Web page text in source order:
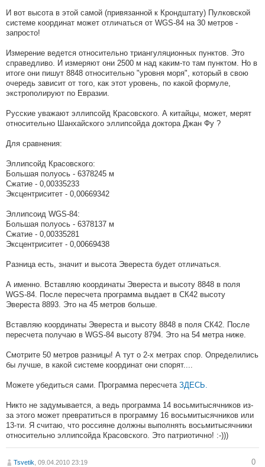
И вот высота в этой самой (привязанной к Крондштату) Пулковской
системе координат может отличаться от WGS-84 на 30 метров -
запросто!
Измерение ведется относительно триангуляционных пунктов. Это
справедливо. И измеряют они 2500 м над каким-то там пунктом. Но в
итоге они пишут 8848 относительно "уровня моря", который в свою
очередь зависит от того, как этот уровень, по какой формуле,
экстрополируют по Евразии.
Русские уважают эллипсойд Красовского. А китайцы, может, мерят
относительно Шанхайского эллипсойда доктора Джан Фу ?
Для сравнения:
Эллипсойд Красовского:
Большая полуось - 6378245 м
Сжатие - 0,00335233
Эксцентриситет - 0,00669342
Эллипсоид WGS-84:
Большая полуось - 6378137 м
Сжатие - 0,00335281
Эксцентриситет - 0,00669438
Разница есть, значит и высота Эвереста будет отличаться.
А именно. Вставляю координаты Эвереста и высоту 8848 в поля
WGS-84. После пересчета программа выдает в СК42 высоту
Эвереста 8893. Это на 45 метров больше.
Вставляю координаты Эвереста и высоту 8848 в поля СК42. После
пересчета получаю в WGS-84 высоту 8794. Это на 54 метра ниже.
Смотрите 50 метров разницы! А тут о 2-х метрах спор. Определились
бы лучше, в какой системе координат они спорят....
Можете убедиться сами. Программа пересчета ЗДЕСЬ.
Никто не задумывается, а ведь программа 14 восьмитысячников из-
за этого может превратиться в программу 16 восьмитысячников или
13-ти. Я считаю, что россияне должны выполнять восьмитысячники
относительно эллипсойда Красовского. Это патриотично! :-)))
Tsvetik , 09.04.2010 23:19 0